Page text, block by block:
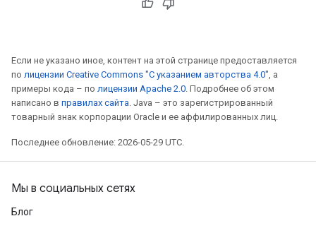
Если не указано иное, контент на этой странице предоставляется
по лицензии Creative Commons "С указанием авторства 4.0", а
примеры кода – по лицензии Apache 2.0. Подробнее об этом
написано в правилах сайта. Java – это зарегистрированный
товарный знак корпорации Oracle и ее аффилированных лиц.
Последнее обновление: 2026-05-29 UTC.
Мы в социальных сетях
Блог